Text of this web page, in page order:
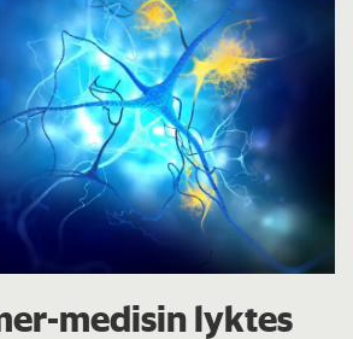
medisin lyktes